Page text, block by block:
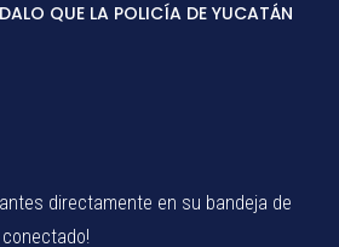
QUE LA POLICÍA DE YUCATÁN
directamente en su bandeja de